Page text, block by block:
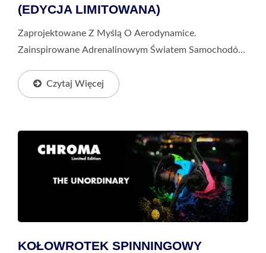
(EDYCJA LIMITOWANA)
Zaprojektowane Z Myślą O Aerodynamice.
Zainspirowane Adrenalinowym Światem Samochodów
GT Green I GT Orange, Które Wciąż Ryczą. Limitowana
Edycja...
Czytaj Więcej
KOŁOWROTEK SPINNINGOWY